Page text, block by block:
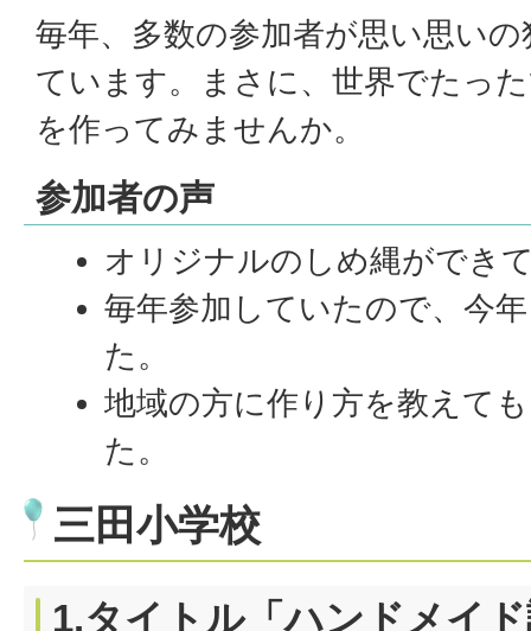
毎年、多数の参加者が思い思い
ています。まさに、世界でたっ
を作ってみませんか。
参加者の声
オリジナルのしめ縄ができ
毎年参加していたので、今
た。
地域の方に作り方を教えて
た。
三田小学校
1.タイトル「ハンドメイ